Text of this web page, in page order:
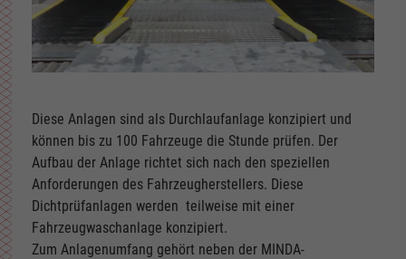
Diese Anlagen sind als Durchlaufanlage konzipiert und
können bis zu 100 Fahrzeuge die Stunde prüfen. Der
Aufbau der Anlage richtet sich nach den speziellen
Anforderungen des Fahrzeugherstellers. Diese
Dichtprüfanlagen werden teilweise mit einer
Fahrzeugwaschanlage konzipiert.
Zum Anlagenumfang gehört neben der MINDA-